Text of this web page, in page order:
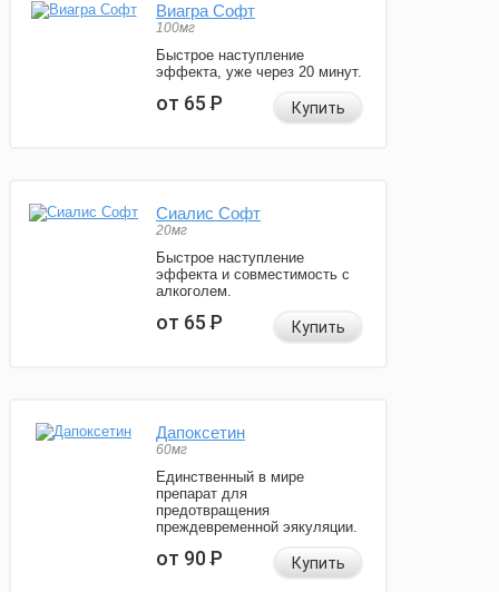
Виагра Софт
100мг
Быстрое наступление
эффекта, уже через 20 минут.
от 65Р Купить
Сиалис Софт
20мг
Быстрое наступление
эффекта и совместимость с
алкоголем.
от 65Р Купить
Дапоксетин
60мг
Единственный в мире
препарат для
предотвращения
преждевременной эякуляции.
от 90Р Купить